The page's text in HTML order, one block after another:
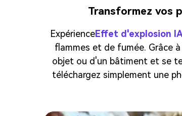
Transformez vos
ExpérienceEffet d'explosion
flammes et de fumée. Grâce
objet ou d'un bâtiment et se
téléchargez simplement une